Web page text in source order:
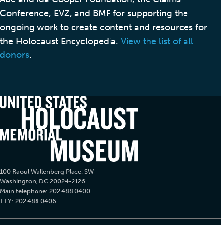
Conference, EVZ, and BMF for supporting the
ongoing work to create content and resources for
the Holocaust Encyclopedia. View the list of all
donors.
100 Raoul Wallenberg Place, SW
Washington, DC 20024-2126
Main telephone: 202.488.0400
TTY: 202.488.0406